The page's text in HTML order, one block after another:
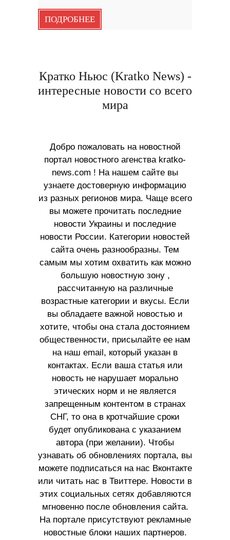
ПОДРОБНЕЕ
Кратко Ньюс (Kratko News) -
интересные новости со всего
мира
Добро пожаловать на новостной
портал новостного агенства kratko-
news.com ! На нашем сайте вы
узнаете достоверную информацию
из разных регионов мира. Чаще всего
вы можете прочитать последние
новости Украины и последние
новости России. Категории новостей
сайта очень разнообразны. Тем
самым мы хотим охватить как можно
большую новостную зону ,
рассчитанную на различные
возрастные категории и вкусы. Если
вы обладаете важной новостью и
хотите, чтобы она стала достоянием
общественности, присылайте ее нам
на наш email, который указан в
контактах. Если ваша статья или
новость не нарушает морально
этических норм и не является
запрещенным контентом в странах
СНГ, то она в кротчайшие сроки
будет опубликована с указанием
автора (при желании). Чтобы
узнавать об обновлениях портала, вы
можете подписаться на нас Вконтакте
или читать нас в Твиттере. Новости в
этих социальных сетях добавляются
мгновенно после обновления сайта.
На портале присутствуют рекламные
новостные блоки наших партнеров.